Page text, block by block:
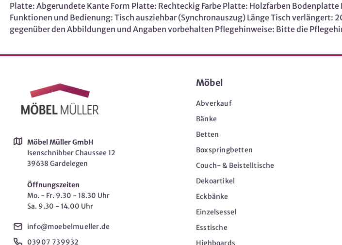
Platte: Abgerundete Kante Form Platte: Rechteckig Farbe Platte: Holzfarben
Funktionen und Bedienung: Tisch ausziehbar (Synchronauszug) Länge Tisch verlängert:
gegenüber den Abbildungen und Angaben vorbehalten Pflegehinweise: Bitte die
Möbel Müller GmbH
Isenschnibber Chaussee 12
39638 Gardelegen
Öffnungszeiten
Mo. - Fr. 9.30 - 18.30 Uhr
Sa. 9.30 - 14.00 Uhr
info@moebelmueller.de
03907 739932
Möbel
Abverkauf
Bänke
Betten
Boxspringbetten
Couch- & Beistelltische
Dekoartikel
Eckbänke
Einzelsessel
Esstische
Highboards